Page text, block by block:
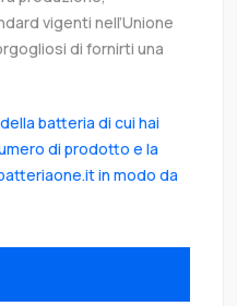
vigenti nell’Unione
di fornirti una
batteria di cui hai
di prodotto e la
in modo da